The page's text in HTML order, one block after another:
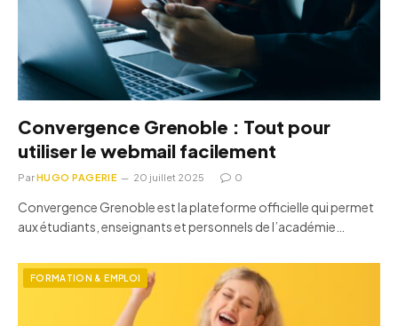
Convergence Grenoble : Tout pour
utiliser le webmail facilement
ParHUGO PAGERIE 20 juillet 2025 0
Convergence Grenoble est la plateforme officielle qui permet
aux étudiants, enseignants et personnels de l’académie…
FORMATION & EMPLOI